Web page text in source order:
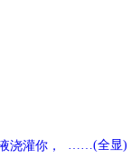
浇灌你，你可感受到
……(全显)